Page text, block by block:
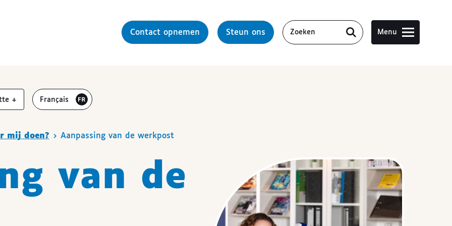
vergroten
+ Visiter le site en
Français
Contact opnemen Steun ons Menu
mij doen? Aanpassing van de werkpost
van de